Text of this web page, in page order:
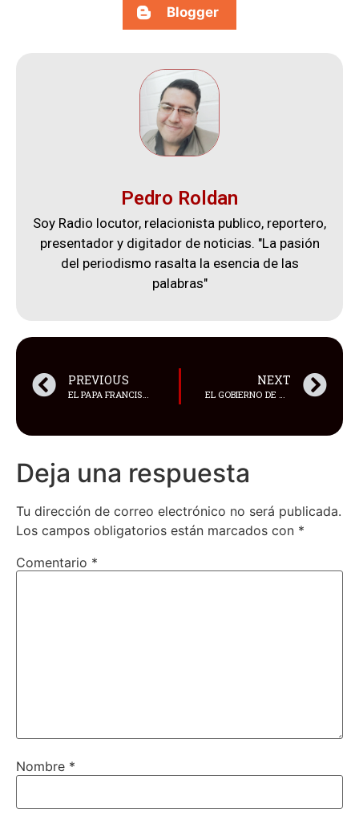
Blogger
Pedro Roldan
Soy Radio locutor, relacionista publico, reportero,
presentador y digitador de noticias. "La pasión
del periodismo rasalta la esencia de las
palabras"
PREVIOUS NEXT
Deja una respuesta
Tu dirección de correo electrónico no será publicada.
Los campos obligatorios están marcados con *
Comentario *
Nombre *